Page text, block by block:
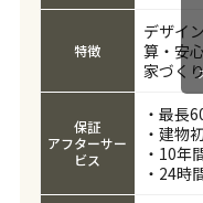
特徴
デザイ
算・安
家づく
保証
アフターサー
ビス
・最長
・建物
・10年
・24時